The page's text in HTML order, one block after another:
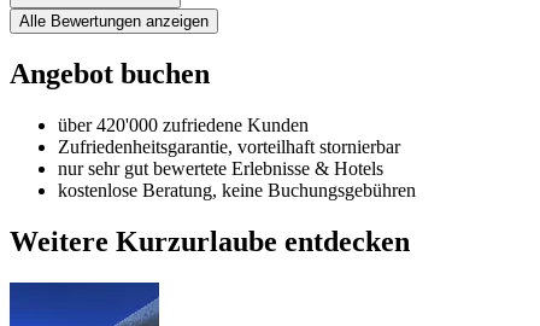
Alle Bewertungen anzeigen
Angebot buchen
über 420'000 zufriedene Kunden
Zufriedenheitsgarantie, vorteilhaft stornierbar
nur sehr gut bewertete Erlebnisse & Hotels
kostenlose Beratung, keine Buchungsgebühren
Weitere Kurzurlaube entdecken